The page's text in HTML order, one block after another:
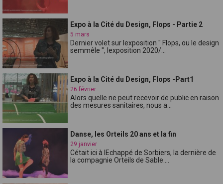
Expo à la Cité du Design, Flops - Partie 2
5 mars
Dernier volet sur lexposition " Flops, ou le design
semmêle ", lexposition 2020/...
Expo à la Cité du Design, Flops -Part1
26 février
Alors quelle ne peut recevoir de public en raison
des mesures sanitaires, nous a...
Danse, les Orteils 20 ans et la fin
29 janvier
Cétait ici à lEchappé de Sorbiers, la dernière de
la compagnie Orteils de Sable....